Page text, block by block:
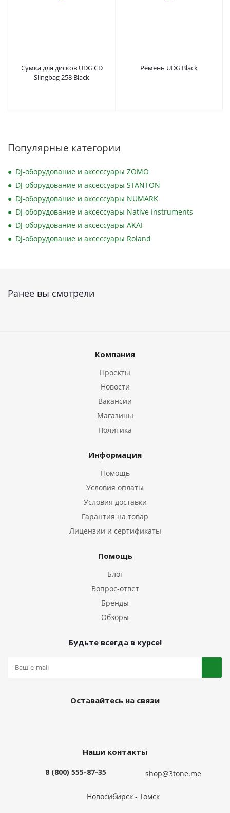
Сумка для дисков UDG CD
Slingbag 258 Black
Ремень UDG Black
Популярные категории
DJ-оборудование и аксессуары ZOMO
DJ-оборудование и аксессуары STANTON
DJ-оборудование и аксессуары NUMARK
DJ-оборудование и аксессуары Native Instruments
DJ-оборудование и аксессуары AKAI
DJ-оборудование и аксессуары Roland
Ранее вы смотрели
Компания
Проекты
Новости
Вакансии
Магазины
Политика
Информация
Помощь
Условия оплаты
Условия доставки
Гарантия на товар
Лицензии и сертификаты
Помощь
Блог
Вопрос-ответ
Бренды
Обзоры
Будьте всегда в курсе!
Оставайтесь на связи
Наши контакты
8 (800) 555-87-35 shop@3tone.me
Новосибирск - Томск